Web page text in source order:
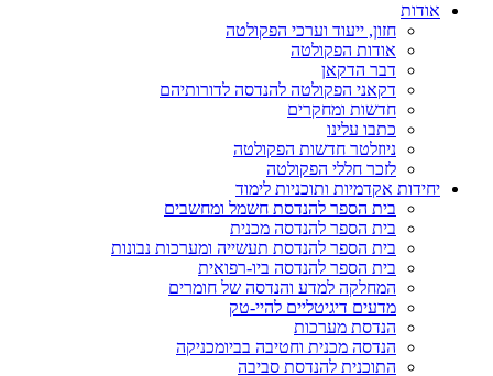
אודות
חזון, ייעוד וערכי הפקולטה
אודות הפקולטה
דבר הדקאן
דקאני הפקולטה להנדסה לדורותיהם
חדשות ומחקרים
כתבו עלינו
ניוזלטר חדשות הפקולטה
לזכר חללי הפקולטה
יחידות אקדמיות ותוכניות לימוד
בית הספר להנדסת חשמל ומחשבים
בית הספר להנדסה מכנית
בית הספר להנדסת תעשייה ומערכות נבונות
בית הספר להנדסה ביו-רפואית
המחלקה למדע והנדסה של חומרים
מדעים דיגיטליים להיי-טק
הנדסת מערכות
הנדסה מכנית וחטיבה בביומכניקה
התוכנית להנדסת סביבה